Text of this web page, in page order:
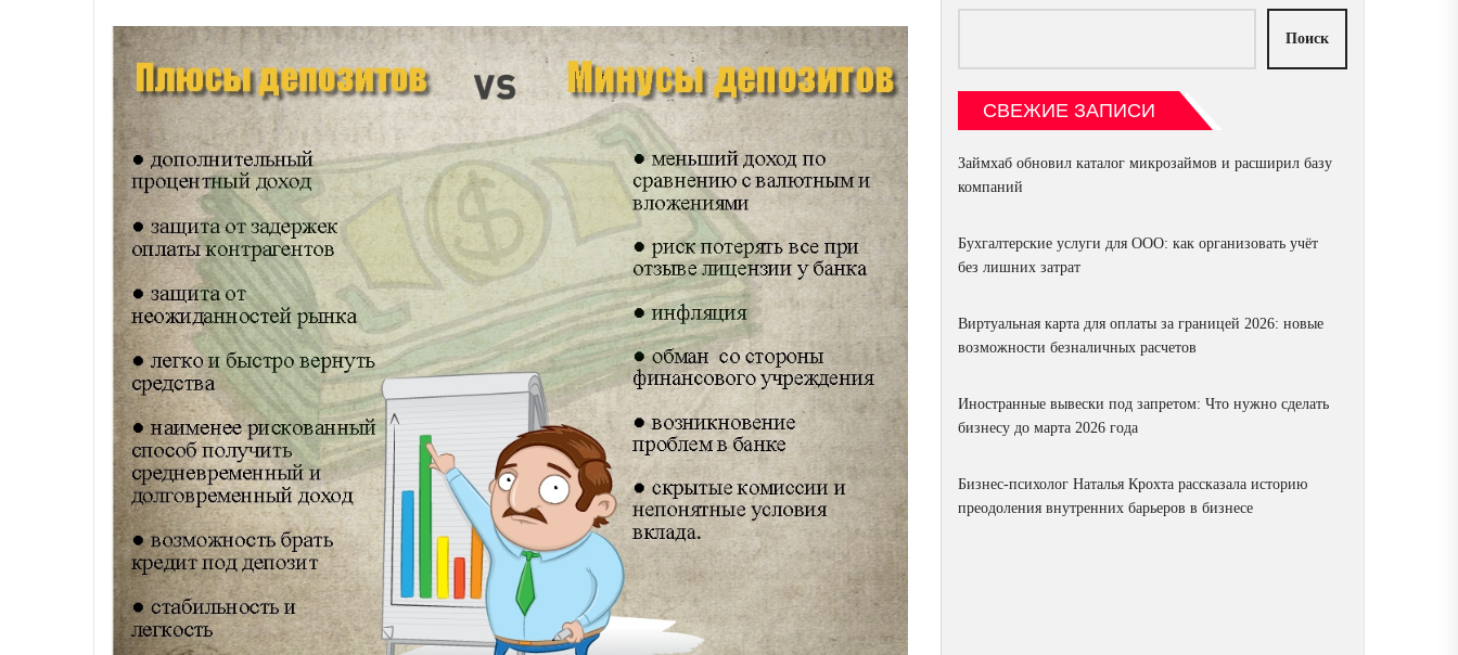
Поиск
СВЕЖИЕ ЗАПИСИ
Займхаб обновил каталог микрозаймов и расширил базу
компаний
Бухгалтерские услуги для ООО: как организовать учёт
без лишних затрат
Виртуальная карта для оплаты за границей 2026: новые
возможности безналичных расчетов
Иностранные вывески под запретом: Что нужно сделать
бизнесу до марта 2026 года
Бизнес-психолог Наталья Крохта рассказала историю
преодоления внутренних барьеров в бизнесе